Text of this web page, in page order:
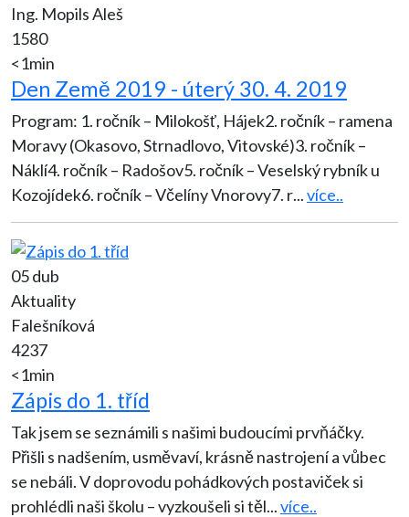
Ing. Mopils Aleš
1580
<1min
Den Země 2019 - úterý 30. 4. 2019
Program: 1. ročník – Milokošť, Hájek2. ročník – ramena
Moravy (Okasovo, Strnadlovo, Vitovské)3. ročník –
Náklí4. ročník – Radošov5. ročník – Veselský rybník u
Kozojídek6. ročník – Včelíny Vnorovy7. r...více..
05 dub
Aktuality
Falešníková
4237
<1min
Zápis do 1. tříd
Tak jsem se seznámili s našimi budoucími prvňáčky.
Přišli s nadšením, usměvaví, krásně nastrojení a vůbec
se nebáli. V doprovodu pohádkových postaviček si
prohlédli naši školu – vyzkoušeli si těl...více..